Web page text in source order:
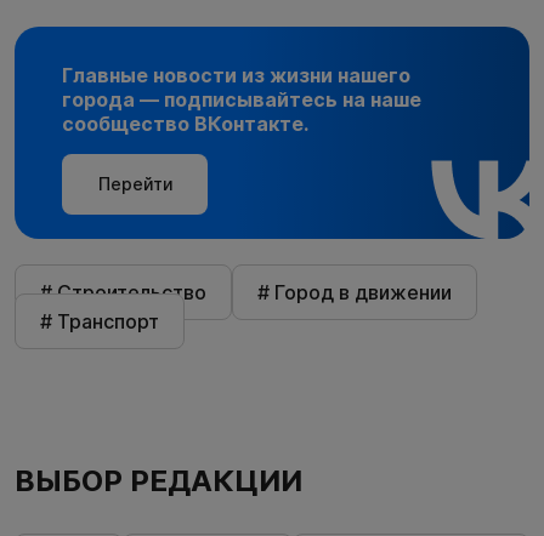
Главные новости из жизни нашего
города — подписывайтесь на наше
сообщество ВКонтакте.
Перейти
# Строительство
# Город в движении
# Транспорт
ВЫБОР РЕДАКЦИИ